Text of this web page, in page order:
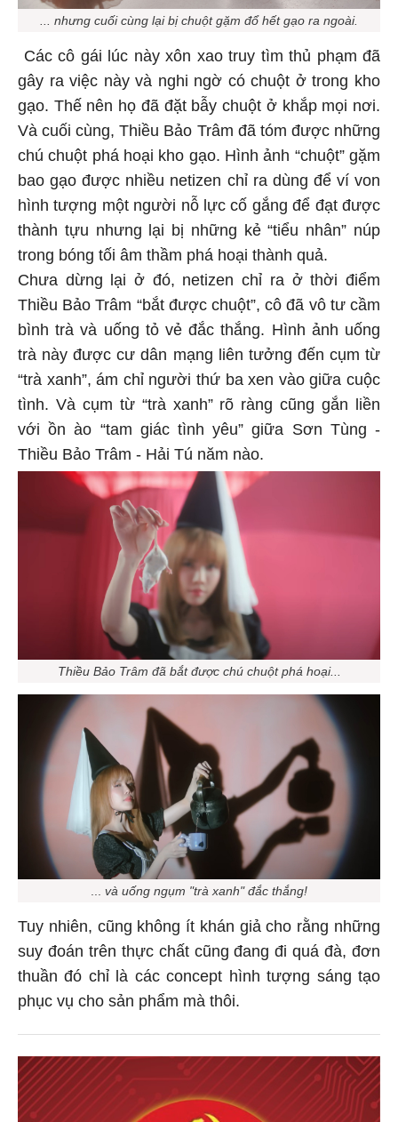
... nhưng cuối cùng lại bị chuột gặm đổ hết gạo ra ngoài.
Các cô gái lúc này xôn xao truy tìm thủ phạm đã
gây ra việc này và nghi ngờ có chuột ở trong kho
gạo. Thế nên họ đã đặt bẫy chuột ở khắp mọi nơi.
Và cuối cùng, Thiều Bảo Trâm đã tóm được những
chú chuột phá hoại kho gạo. Hình ảnh “chuột” gặm
bao gạo được nhiều netizen chỉ ra dùng để ví von
hình tượng một người nỗ lực cố gắng để đạt được
thành tựu nhưng lại bị những kẻ “tiểu nhân” núp
trong bóng tối âm thầm phá hoại thành quả.
Chưa dừng lại ở đó, netizen chỉ ra ở thời điểm
Thiều Bảo Trâm “bắt được chuột”, cô đã vô tư cầm
bình trà và uống tỏ vẻ đắc thắng. Hình ảnh uống
trà này được cư dân mạng liên tưởng đến cụm từ
“trà xanh”, ám chỉ người thứ ba xen vào giữa cuộc
tình. Và cụm từ “trà xanh” rõ ràng cũng gắn liền
với ồn ào “tam giác tình yêu” giữa Sơn Tùng -
Thiều Bảo Trâm - Hải Tú năm nào.
Thiều Bảo Trâm đã bắt được chú chuột phá hoại...
và uống ngụm "trà xanh" đắc thắng!
Tuy nhiên, cũng không ít khán giả cho rằng những
suy đoán trên thực chất cũng đang đi quá đà, đơn
thuần đó chỉ là các concept hình tượng sáng tạo
phục vụ cho sản phẩm mà thôi.